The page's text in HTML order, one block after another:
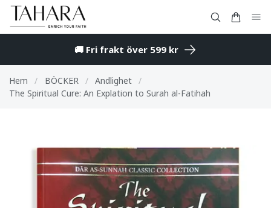
🚚 Fri frakt över 599 kr
Hem / BÖCKER / Andlighet /
The Spiritual Cure: An Explation to Surah al-Fatihah